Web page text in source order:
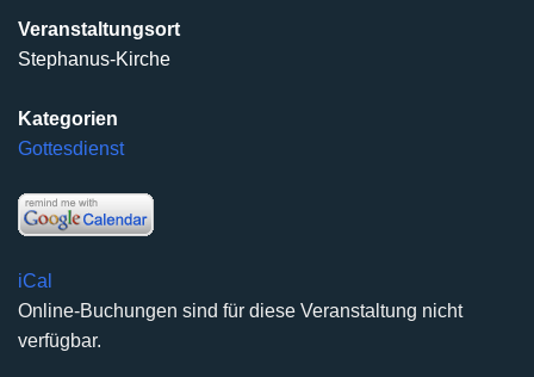
Veranstaltungsort
Stephanus-Kirche
Kategorien
Gottesdienst
iCal
Online-Buchungen sind für diese Veranstaltung nicht
verfügbar.